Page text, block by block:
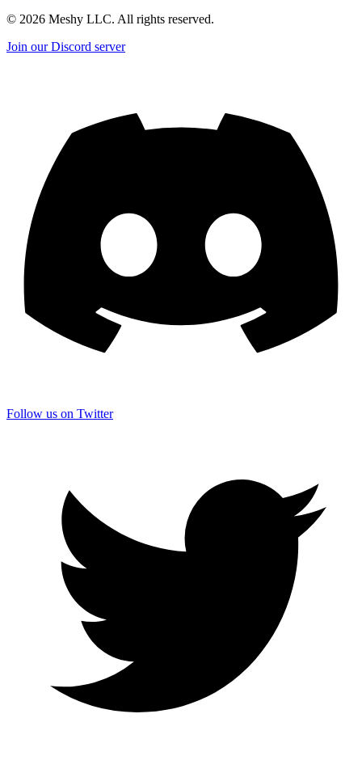
© 2026 Meshy LLC. All rights reserved.
Join our Discord server
Follow us on Twitter